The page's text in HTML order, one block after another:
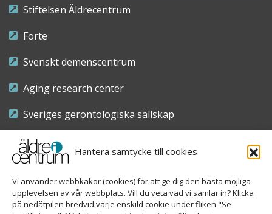
Hantera samtycke till cookies
Vi använder webbkakor (cookies) för att ge dig den bästa möjliga
upplevelsen av vår webbplats. Vill du veta vad vi samlar in? Klicka
på nedåtpilen bredvid varje enskild cookie under fliken "Se
Stiftelsen Äldrecentrum
Forte
Svenskt demenscentrum
Aging research center
Sveriges gerontologiska sällskap
Riksföreningen för sjuksköterskor inom äldre- och
demensvård
Nationellt kompetenscentrum anhöriga